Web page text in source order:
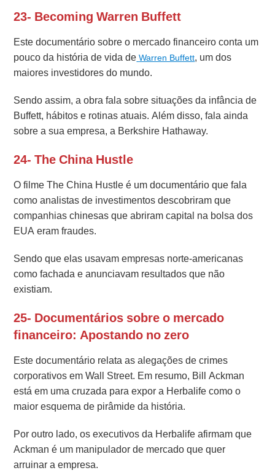
23- Becoming Warren Buffett
Este documentário sobre o mercado financeiro conta um
pouco da história de vida de Warren Buffett, um dos
maiores investidores do mundo.
Sendo assim, a obra fala sobre situações da infância de
Buffett, hábitos e rotinas atuais. Além disso, fala ainda
sobre a sua empresa, a Berkshire Hathaway.
24- The China Hustle
O filme The China Hustle é um documentário que fala
como analistas de investimentos descobriram que
companhias chinesas que abriram capital na bolsa dos
EUA eram fraudes.
Sendo que elas usavam empresas norte-americanas
como fachada e anunciavam resultados que não
existiam.
25- Documentários sobre o mercado
financeiro: Apostando no zero
Este documentário relata as alegações de crimes
corporativos em Wall Street. Em resumo, Bill Ackman
está em uma cruzada para expor a Herbalife como o
maior esquema de pirâmide da história.
Por outro lado, os executivos da Herbalife afirmam que
Ackman é um manipulador de mercado que quer
arruinar a empresa.